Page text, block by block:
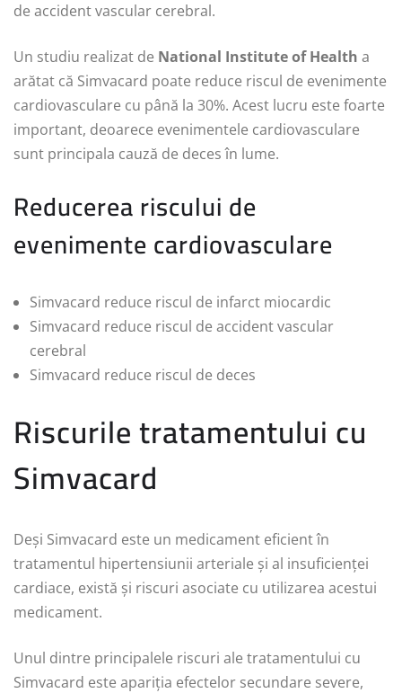
de accident vascular cerebral.
Un studiu realizat de National Institute of Health a
arătat că Simvacard poate reduce riscul de evenimente
cardiovasculare cu până la 30%. Acest lucru este foarte
important, deoarece evenimentele cardiovasculare
sunt principala cauză de deces în lume.
Reducerea riscului de
evenimente cardiovasculare
Simvacard reduce riscul de infarct miocardic
Simvacard reduce riscul de accident vascular
cerebral
Simvacard reduce riscul de deces
Riscurile tratamentului cu
Simvacard
Deși Simvacard este un medicament eficient în
tratamentul hipertensiunii arteriale și al insuficienței
cardiace, există și riscuri asociate cu utilizarea acestui
medicament.
Unul dintre principalele riscuri ale tratamentului cu
Simvacard este apariția efectelor secundare severe,